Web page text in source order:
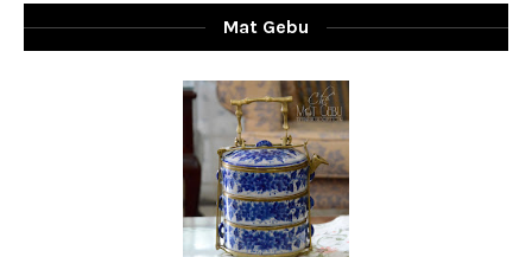
Mat Gebu